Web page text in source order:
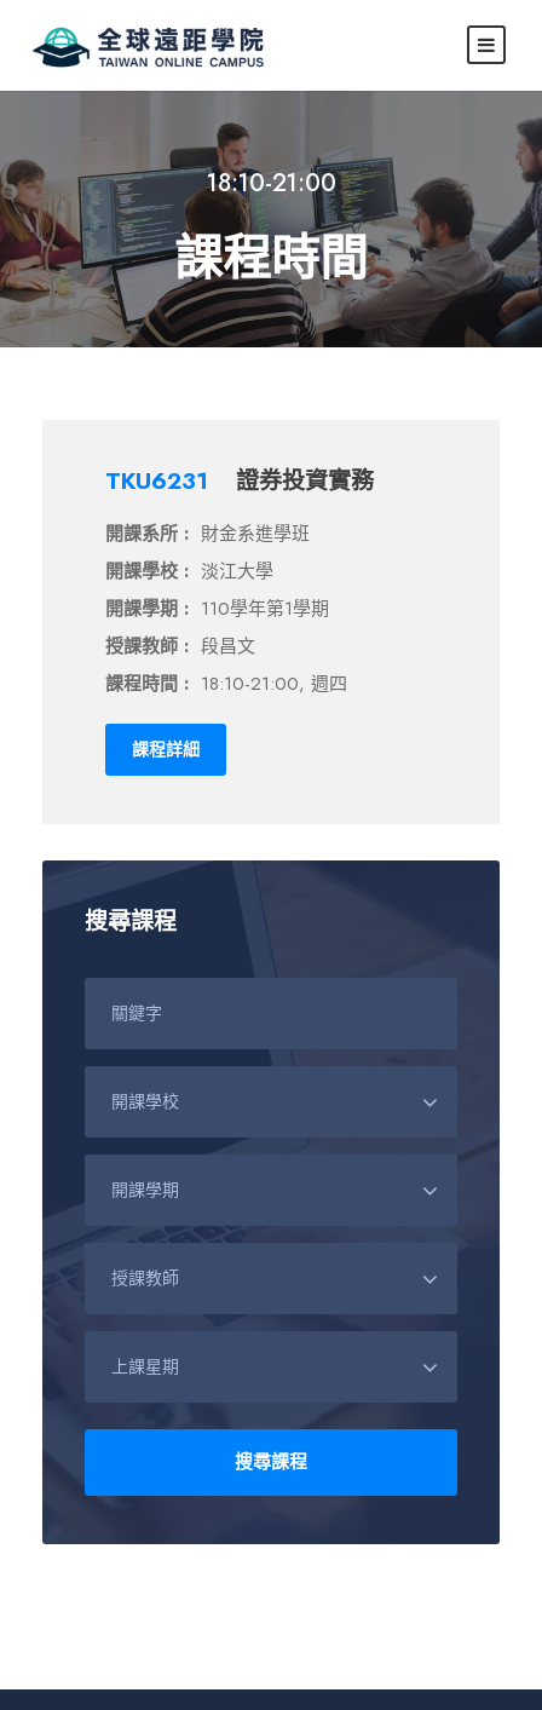
18:10-21:00
課程時間
TKU6231 證券投資實務
開課系所 : 財金系進學班
開課學校 : 淡江大學
開課學期 : 110學年第1學期
授課教師 : 段昌文
課程時間 : 18:10-21:00, 週四
課程詳細
搜尋課程